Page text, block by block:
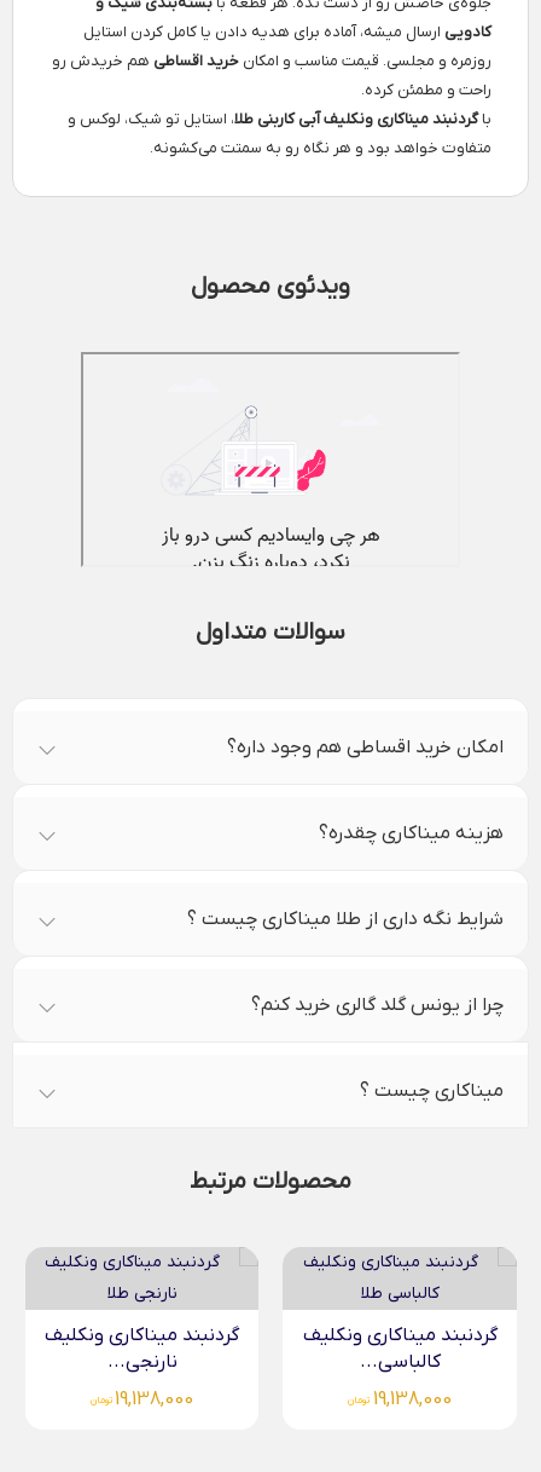
کادویی ارسال میشه، آماده برای هدیه دادن یا کامل کردن استایل
روزمره و مجلسی. قیمت مناسب و امکان خرید اقساطی هم خریدش رو
راحت و مطمئن کرده.
باگردنبند میناکاری ونکلیف آبی کاربنی طلا، استایل تو شیک، لوکس و
متفاوت خواهد بود و هر نگاه رو به سمتت می‌کشونه.
ویدئوی محصول
سوالات متداول
امکان خرید اقساطی هم وجود داره؟
هزینه میناکاری چقدره؟
شرایط نگه داری از طلا میناکاری چیست ؟
چرا از یونس گلد گالری خرید کنم؟
میناکاری چیست ؟
محصولات مرتبط
گردنبند میناکاری ونکلیف
نارنجی...
19,138,000 تومان
گردنبند میناکاری ونکلیف
موکا...
19,904,000 تومان